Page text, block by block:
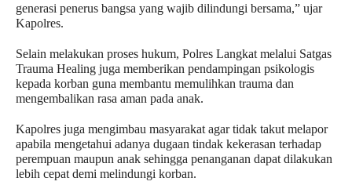
generasi penerus bangsa yang wajib dilindungi bersama,” ujar
Kapolres.
Selain melakukan proses hukum, Polres Langkat melalui Satgas
Trauma Healing juga memberikan pendampingan psikologis
kepada korban guna membantu memulihkan trauma dan
mengembalikan rasa aman pada anak.
Kapolres juga mengimbau masyarakat agar tidak takut melapor
apabila mengetahui adanya dugaan tindak kekerasan terhadap
perempuan maupun anak sehingga penanganan dapat dilakukan
lebih cepat demi melindungi korban.